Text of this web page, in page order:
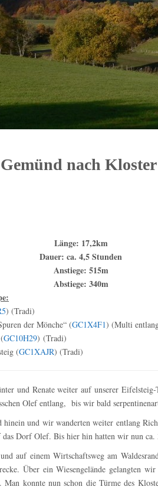
nach
Länge: 17,2km
Dauer: ca. 4,5 Stunden
Anstiege: 515m
Abstiege: 340m
) (Tradi)
der Mönche“ (GC1X4F1) (Multi
GC10H29) (Tradi)
(GC1XAJR) (Tradi)
und Renate weiter auf unserer
Olef entlang, bis wir bald
hinein und wir wanderten weiter entlang
das Dorf Olef. Bis hier hin hatten wir nun ca.
auf einem Wirtschaftsweg am
Über ein Wiesengelände gelangten
konnte nun schon die Türme des